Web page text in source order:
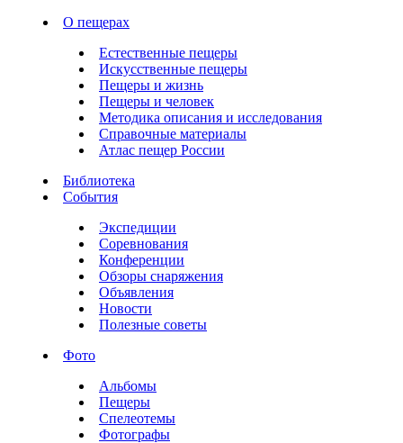
О пещерах
Естественные пещеры
Искусственные пещеры
Пещеры и жизнь
Пещеры и человек
Методика описания и исследования
Справочные материалы
Атлас пещер России
Библиотека
События
Экспедиции
Соревнования
Конференции
Обзоры снаряжения
Объявления
Новости
Полезные советы
Фото
Альбомы
Пещеры
Спелеотемы
Фотографы